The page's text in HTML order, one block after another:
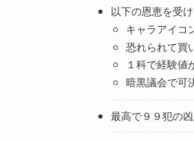
以下の恩恵を受
キャラアイコ
恐れられて買
１科で経験値
暗黒議会で可
最高で９９犯の